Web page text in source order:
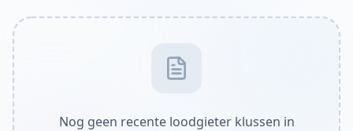
Nog geen recente loodgieter klussen in